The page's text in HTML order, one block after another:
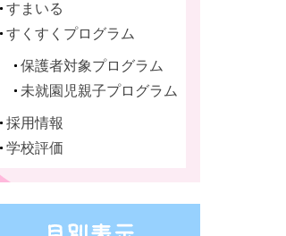
すまいる
すくすくプログラム
保護者対象プログラム
未就園児親子プログラム
採用情報
学校評価